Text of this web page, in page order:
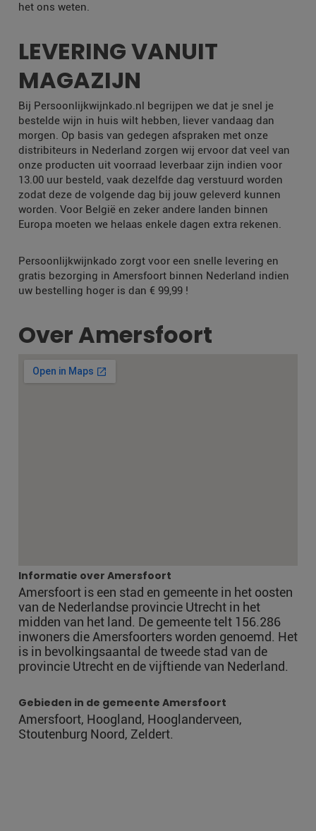
het ons weten.
LEVERING VANUIT
MAGAZIJN
Bij Persoonlijkwijnkado.nl begrijpen we dat je snel je
bestelde wijn in huis wilt hebben, liever vandaag dan
morgen. Op basis van gedegen afspraken met onze
distribiteurs in Nederland zorgen wij ervoor dat veel van
onze producten uit voorraad leverbaar zijn indien voor
13.00 uur besteld, vaak dezelfde dag verstuurd worden
zodat deze de volgende dag bij jouw geleverd kunnen
worden. Voor België en zeker andere landen binnen
Europa moeten we helaas enkele dagen extra rekenen.
Persoonlijkwijnkado zorgt voor een snelle levering en
gratis bezorging in Amersfoort binnen Nederland indien
uw bestelling hoger is dan € 99,99 !
Over Amersfoort
Informatie over Amersfoort
Amersfoort is een stad en gemeente in het oosten
van de Nederlandse provincie Utrecht in het
midden van het land. De gemeente telt 156.286
inwoners die Amersfoorters worden genoemd. Het
is in bevolkingsaantal de tweede stad van de
provincie Utrecht en de vijftiende van Nederland.
Gebieden in de gemeente Amersfoort
Amersfoort, Hoogland, Hooglanderveen,
Stoutenburg Noord, Zeldert.